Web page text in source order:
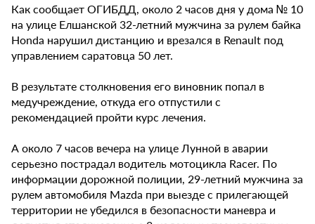
Как сообщает ОГИБДД, около 2 часов дня у дома № 10
на улице Елшанской 32-летний мужчина за рулем байка
Honda нарушил дистанцию и врезался в Renault под
управлением саратовца 50 лет.
В результате столкновения его виновник попал в
медучреждение, откуда его отпустили с
рекомендацией пройти курс лечения.
А около 7 часов вечера на улице Лунной в аварии
серьезно пострадал водитель мотоцикла Racer. По
информации дорожной полиции, 29-летний мужчина за
рулем автомобиля Mazda при выезде с прилегающей
территории не убедился в безопасности маневра и